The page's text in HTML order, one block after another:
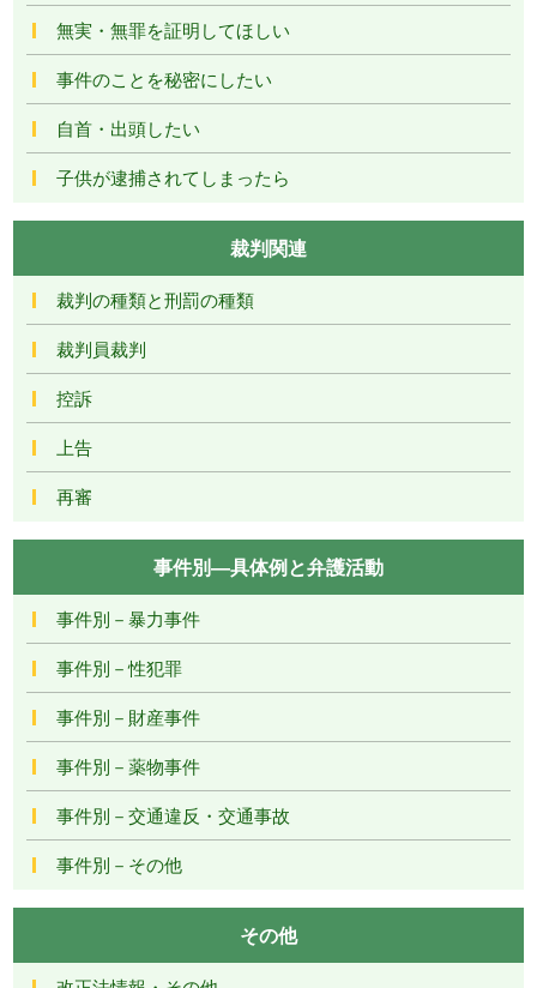
無実・無罪を証明してほしい
事件のことを秘密にしたい
自首・出頭したい
子供が逮捕されてしまったら
裁判関連
裁判の種類と刑罰の種類
裁判員裁判
控訴
上告
再審
事件別―具体例と弁護活動
事件別－暴力事件
事件別－性犯罪
事件別－財産事件
事件別－薬物事件
事件別－交通違反・交通事故
事件別－その他
その他